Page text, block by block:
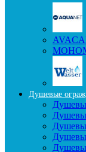
Душевые